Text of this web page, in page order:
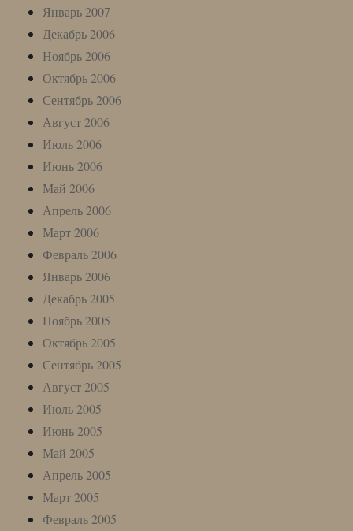
Январь 2007
Декабрь 2006
Ноябрь 2006
Октябрь 2006
Сентябрь 2006
Август 2006
Июль 2006
Июнь 2006
Май 2006
Апрель 2006
Март 2006
Февраль 2006
Январь 2006
Декабрь 2005
Ноябрь 2005
Октябрь 2005
Сентябрь 2005
Август 2005
Июль 2005
Июнь 2005
Май 2005
Апрель 2005
Март 2005
Февраль 2005